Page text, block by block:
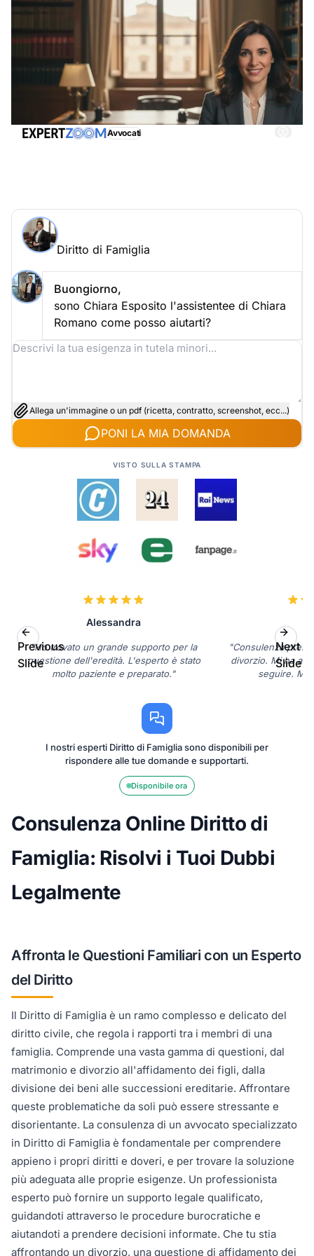
Avvocati
Poni la tua domanda a Chiara Romano
Diritto di Famiglia
Buongiorno,
sono Chiara Esposito l'assistentee di Chiara
Romano come posso aiutarti?
Allega un'immagine o un pdf (ricetta, contratto, screenshot, ecc...)
PONI LA MIA DOMANDA
VISTO SULLA STAMPA
Alessandra
"Ho trovato un grande supporto per la
questione dell'eredità. L'esperto è stato
molto paziente e preparato."
"Consulenza
divorzio. Mi ha
seguire.
Previous
Slide
Next
Slide
I nostri esperti Diritto di Famiglia sono disponibili per
rispondere alle tue domande e supportarti.
Disponibile ora
Consulenza Online Diritto di
Famiglia: Risolvi i Tuoi Dubbi
Legalmente
Affronta le Questioni Familiari con un Esperto
del Diritto
Il Diritto di Famiglia è un ramo complesso e delicato del
diritto civile, che regola i rapporti tra i membri di una
famiglia. Comprende una vasta gamma di questioni, dal
matrimonio e divorzio all'affidamento dei figli, dalla
divisione dei beni alle successioni ereditarie. Affrontare
queste problematiche da soli può essere stressante e
disorientante. La consulenza di un avvocato specializzato
in Diritto di Famiglia è fondamentale per comprendere
appieno i propri diritti e doveri, e per trovare la soluzione
più adeguata alle proprie esigenze. Un professionista
esperto può fornire un supporto legale qualificato,
guidandoti attraverso le procedure burocratiche e
aiutandoti a prendere decisioni informate. Che tu stia
affrontando un divorzio, una questione di affidamento dei